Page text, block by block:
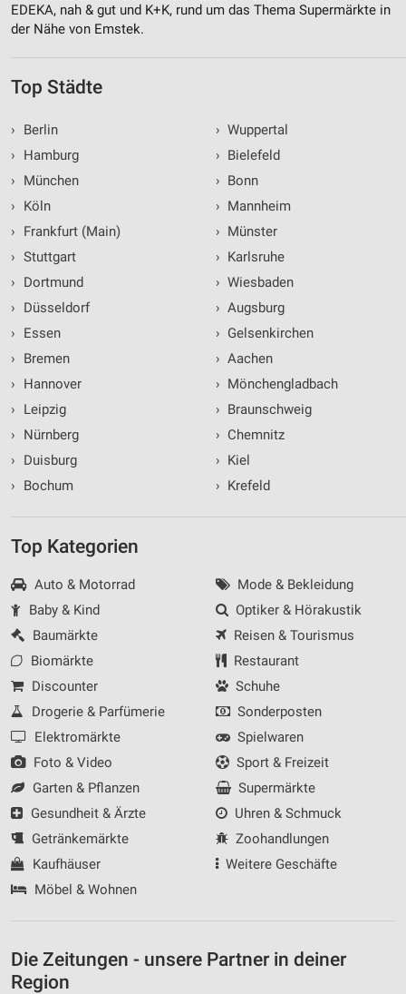
EDEKA, nah & gut und K+K, rund um das Thema Supermärkte in
der Nähe von Emstek.
Top Städte
›
Berlin
›
Hamburg
›
München
›
Köln
›
Frankfurt (Main)
› Stuttgart
›
Dortmund
›
Düsseldorf
›
Essen
›
Bremen
›
Hannover
›
Leipzig
›
Nürnberg
›
Duisburg
›
Bochum
› Wuppertal
› Bielefeld
› Bonn
› Mannheim
› Münster
› Karlsruhe
› Wiesbaden
› Augsburg
› Gelsenkirchen
› Aachen
› Mönchengladbach
› Braunschweig
› Chemnitz
› Kiel
› Krefeld
Top Kategorien
Auto & Motorrad
Baby & Kind
Baumärkte
Biomärkte
Discounter
Drogerie & Parfümerie
Elektromärkte
Foto & Video
Garten & Pflanzen
Gesundheit & Ärzte
Getränkemärkte
Kaufhäuser
Möbel & Wohnen
Mode & Bekleidung
Optiker & Hörakustik
Reisen & Tourismus
Restaurant
Schuhe
Sonderposten
Spielwaren
Sport & Freizeit
Supermärkte
Uhren & Schmuck
Zoohandlungen
Weitere Geschäfte
Die Zeitungen - unsere Partner in deiner
Region